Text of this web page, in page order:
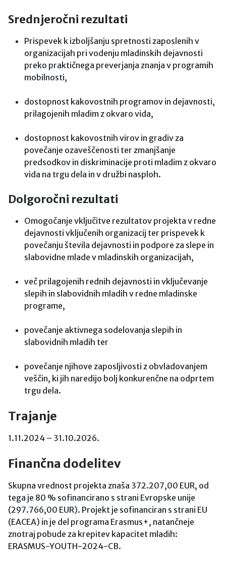
Srednjeročni rezultati
Prispevek k izboljšanju spretnosti zaposlenih v
organizacijah pri vodenju mladinskih dejavnosti
preko praktičnega preverjanja znanja v programih
mobilnosti,
dostopnost kakovostnih programov in dejavnosti,
prilagojenih mladim z okvaro vida,
dostopnost kakovostnih virov in gradiv za
povečanje ozaveščenosti ter zmanjšanje
predsodkov in diskriminacije proti mladim z okvaro
vida na trgu dela in v družbi nasploh.
Dolgoročni rezultati
Omogočanje vključitve rezultatov projekta v redne
dejavnosti vključenih organizacij ter prispevek k
povečanju števila dejavnosti in podpore za slepe in
slabovidne mlade v mladinskih organizacijah,
več prilagojenih rednih dejavnosti in vključevanje
slepih in slabovidnih mladih v redne mladinske
programe,
povečanje aktivnega sodelovanja slepih in
slabovidnih mladih ter
povečanje njihove zaposljivosti z obvladovanjem
veščin, ki jih naredijo bolj konkurenčne na odprtem
trgu dela.
Trajanje
1.11.2024 – 31.10.2026.
Finančna dodelitev
Skupna vrednost projekta znaša 372.207,00 EUR, od
tega je 80 % sofinancirano s strani Evropske unije
(297.766,00 EUR). Projekt je sofinanciran s strani EU
(EACEA) in je del programa Erasmus+, natančneje
znotraj pobude za krepitev kapacitet mladih:
ERASMUS-YOUTH-2024-CB.